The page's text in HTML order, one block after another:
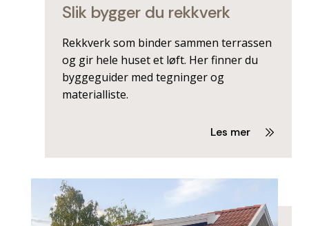
Slik bygger du rekkverk
Rekkverk som binder sammen terrassen
og gir hele huset et løft. Her finner du
byggeguider med tegninger og
materialliste.
Les mer